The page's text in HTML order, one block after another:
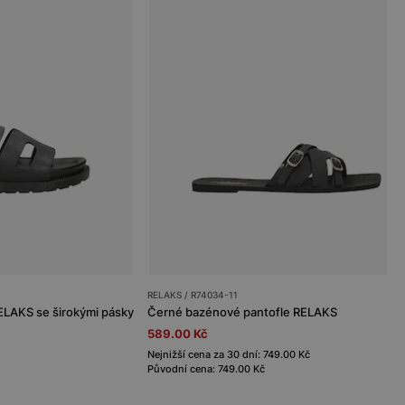
se širokými pásky
RELAKS / R74034-11
Černé bazénové pantofle RELAKS
589.00 Kč
Nejnižší cena za 30 dní: 749.00 Kč
Původní cena: 749.00 Kč